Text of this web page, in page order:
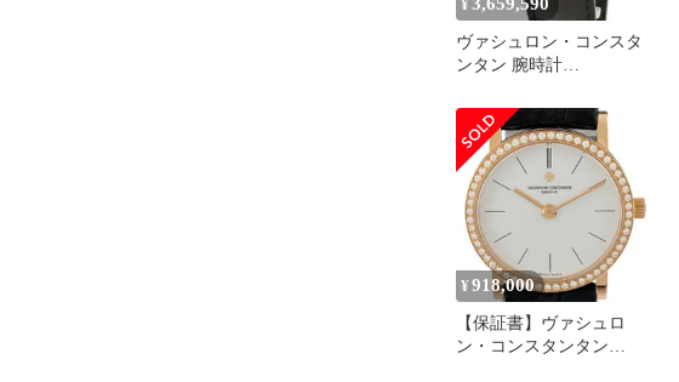
¥ 3,659,590
ヴァシュロン・コンスタ
ンタン 腕時計
み ブランド
¥ 918,000
【保証書】ヴァシュロ
ン・コンスタンタン